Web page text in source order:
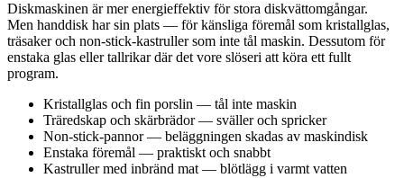
Diskmaskinen är mer energieffektiv för stora diskvättomgångar.
Men handdisk har sin plats — för känsliga föremål som kristallglas,
träsaker och non-stick-kastruller som inte tål maskin. Dessutom för
enstaka glas eller tallrikar där det vore slöseri att köra ett fullt
program.
Kristallglas och fin porslin — tål inte maskin
Träredskap och skärbrädor — sväller och spricker
Non-stick-pannor — beläggningen skadas av maskindisk
Enstaka föremål — praktiskt och snabbt
Kastruller med inbränd mat — blötlägg i varmt vatten